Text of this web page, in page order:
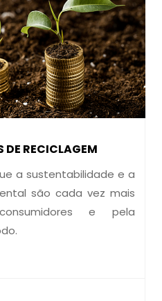
DE RECICLAGEM
a sustentabilidade e a
são cada vez mais
e pela